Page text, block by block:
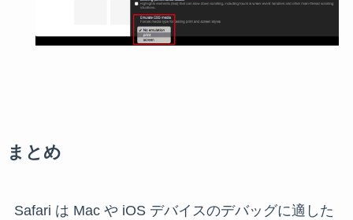
まとめ
Safari は Mac や iOS デバイスのデバッグに適した